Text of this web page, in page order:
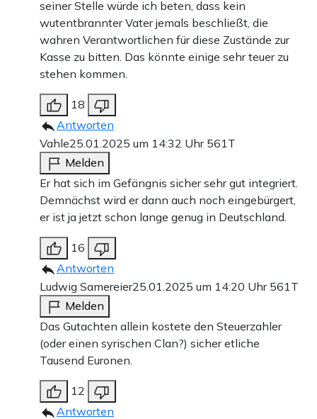
seiner Stelle würde ich beten, dass kein
wutentbrannter Vater jemals beschließt, die
wahren Verantwortlichen für diese Zustände zur
Kasse zu bitten. Das könnte einige sehr teuer zu
stehen kommen.
18
Antworten
Vahle25.01.2025 um 14:32 Uhr 561T
Melden
Er hat sich im Gefängnis sicher sehr gut integriert.
Demnächst wird er dann auch noch eingebürgert,
er ist ja jetzt schon lange genug in Deutschland.
16
Antworten
Ludwig Samereier25.01.2025 um 14:20 Uhr 561T
Melden
Das Gutachten allein kostete den Steuerzahler
(oder einen syrischen Clan?) sicher etliche
Tausend Euronen.
12
Antworten